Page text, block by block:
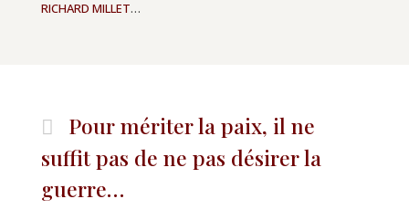
RICHARD MILLET…
Pour mériter la paix, il ne
suffit pas de ne pas désirer la
guerre…